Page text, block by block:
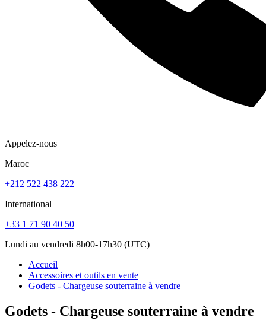
Appelez-nous
Maroc
+212 522 438 222
International
+33 1 71 90 40 50
Lundi au vendredi 8h00-17h30 (UTC)
Accueil
Accessoires et outils en vente
Godets - Chargeuse souterraine à vendre
Godets - Chargeuse souterraine à vendre